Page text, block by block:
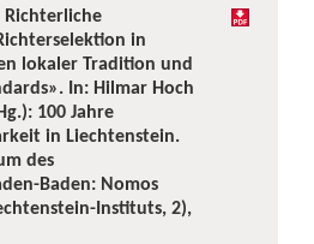
Richterliche
in
lokaler Tradition und
In: Hilmar Hoch
100 Jahre
in Liechtenstein.
des
Baden: Nomos
Instituts, 2),